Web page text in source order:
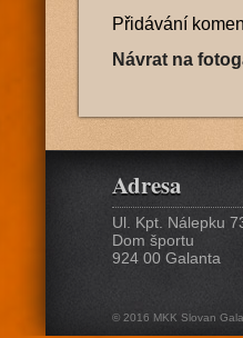
Přidávání
Návrat na
Adresa
Ul. Kpt. Nálepku
Dom športu
924 00 Galanta
© 2016 MKK Slovan